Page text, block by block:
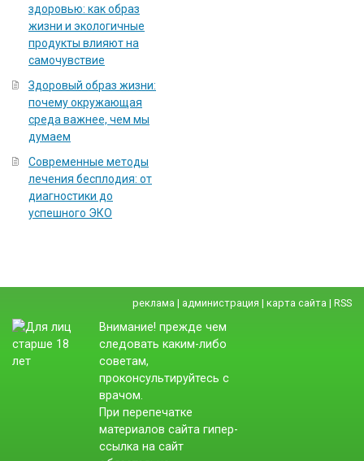
здоровью: как образ
жизни и экологичные
продукты влияют на
самочувствие
Здоровый образ жизни:
почему окружающая
среда важнее, чем мы
думаем
Современные методы
лечения бесплодия: от
диагностики до
успешного ЭКО
реклама | администрация | карта сайта | RSS
Внимание! прежде чем
следовать каким-либо
советам,
проконсультируйтесь с
врачом.
При перепечатке
материалов сайта гипер-
ссылка на сайт